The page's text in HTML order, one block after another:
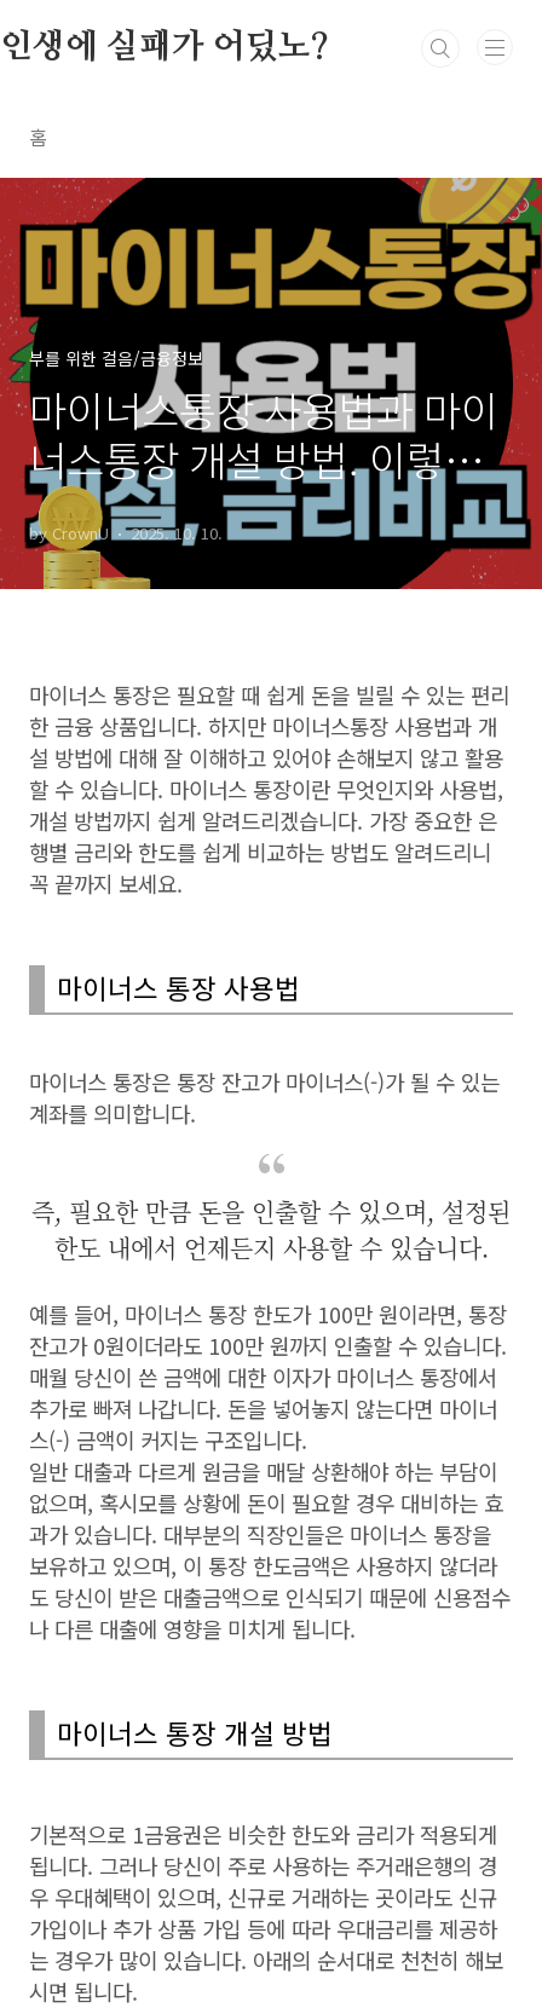
인생에 실패가 어딨노?
홈
부를 위한 걸음/금융정보
마이너스통장 사용법과 마이
너스통장 개설 방법. 이렇게
하세요~
by CrownU 2025. 10. 10.
마이너스 통장은 필요할 때 쉽게 돈을 빌릴 수 있는 편리
한 금융 상품입니다. 하지만 마이너스통장 사용법과 개
설 방법에 대해 잘 이해하고 있어야 손해보지 않고 활용
할 수 있습니다. 마이너스 통장이란 무엇인지와 사용법,
개설 방법까지 쉽게 알려드리겠습니다. 가장 중요한 은
행별 금리와 한도를 쉽게 비교하는 방법도 알려드리니
꼭 끝까지 보세요.
마이너스 통장 사용법
마이너스 통장은 통장 잔고가 마이너스(-)가 될 수 있는
계좌를 의미합니다.
즉, 필요한 만큼 돈을 인출할 수 있으며, 설정된
한도 내에서 언제든지 사용할 수 있습니다.
예를 들어, 마이너스 통장 한도가 100만 원이라면, 통장
잔고가 0원이더라도 100만 원까지 인출할 수 있습니다.
매월 당신이 쓴 금액에 대한 이자가 마이너스 통장에서
추가로 빠져 나갑니다. 돈을 넣어놓지 않는다면 마이너
스(-) 금액이 커지는 구조입니다.
일반 대출과 다르게 원금을 매달 상환해야 하는 부담이
없으며, 혹시모를 상황에 돈이 필요할 경우 대비하는 효
과가 있습니다. 대부분의 직장인들은 마이너스 통장을
보유하고 있으며, 이 통장 한도금액은 사용하지 않더라
도 당신이 받은 대출금액으로 인식되기 때문에 신용점수
나 다른 대출에 영향을 미치게 됩니다.
마이너스 통장 개설 방법
기본적으로 1금융권은 비슷한 한도와 금리가 적용되게
됩니다. 그러나 당신이 주로 사용하는 주거래은행의 경
우 우대혜택이 있으며, 신규로 거래하는 곳이라도 신규
가입이나 추가 상품 가입 등에 따라 우대금리를 제공하
는 경우가 많이 있습니다. 아래의 순서대로 천천히 해보
시면 됩니다.